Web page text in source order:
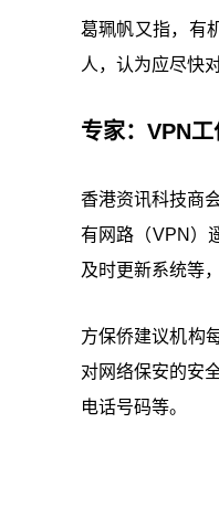
葛珮帆又指，有
人，认为应尽快
专家：VPN
香港资讯科技商
有网路（VPN）
及时更新系统等
方保侨建议机构
对网络保安的安
电话号码等。